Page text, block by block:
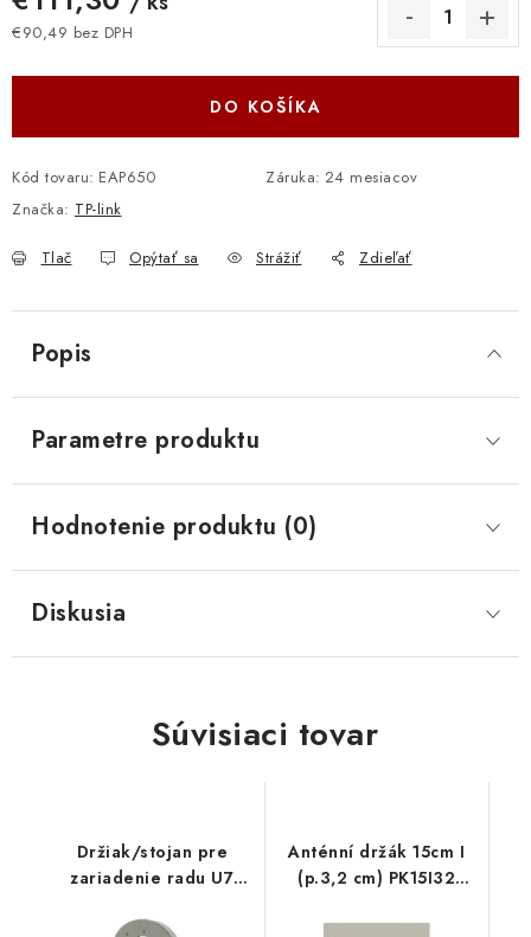
€90,49 bez DPH
DO KOŠÍKA
Kód tovaru: EAP650 Záruka: 24 mesiacov
Značka: TP-link
Tlač Opýtať sa Strážiť Zdieľať
Popis
Parametre produktu
Hodnotenie produktu (0)
Diskusia
Súvisiaci tovar
Držiak/stojan pre
zariadenie radu U7
biely D-U7-UNI OEM
Anténní držák 15cm I
(p.3,2 cm) PK15I32